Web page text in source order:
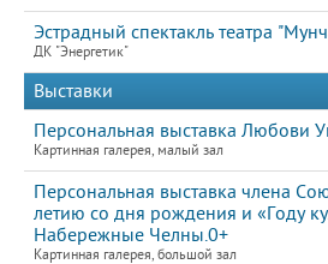
Эстрадный спектакль театра
ДК "Энергетик"
Выставки
Персональная выставка Любови
Картинная галерея, малый зал
Персональная выставка члена
летию со дня рождения и «Году
Набережные Челны.0+
Картинная галерея, большой зал